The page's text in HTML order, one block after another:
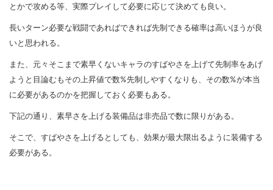
とかで攻める等、実際プレイして必要に応じて決めても良い。
長いターン必要な戦闘であればできれば先制できる確率は高いほうが良
いと思われる。
また、元々そこまで素早くないキャラのすばやさを上げて先制率をあげ
ようと目論むもその上昇値で数%先制しやすくなりも、その数%が本当
に必要があるのかを把握しておく必要もある。
下記の通り、素早さを上げる装備品は非売品で数に限りがある。
そこで、すばやさを上げるとしても、効果が最大限出るように装備する
必要がある。